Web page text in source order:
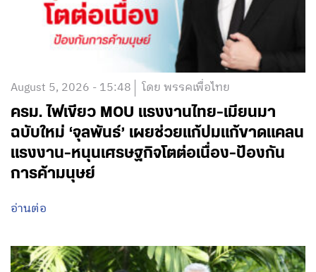
August 5, 2026 - 15:48 โดย พรรคเพื่อไทย
ครม. ไฟเขียว MOU แรงงานไทย-เมียนมา
ฉบับใหม่ ‘จุลพันธ์’ เผยช่วยแก้ปมแก้ขาดแคลน
แรงงาน-หนุนเศรษฐกิจโตต่อเนื่อง-ป้องกัน
การค้ามนุษย์
อ่านต่อ